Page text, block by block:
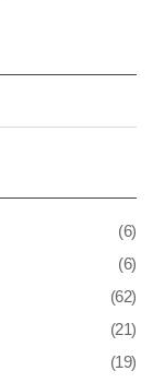
(6)
(6)
(62)
(21)
(19)